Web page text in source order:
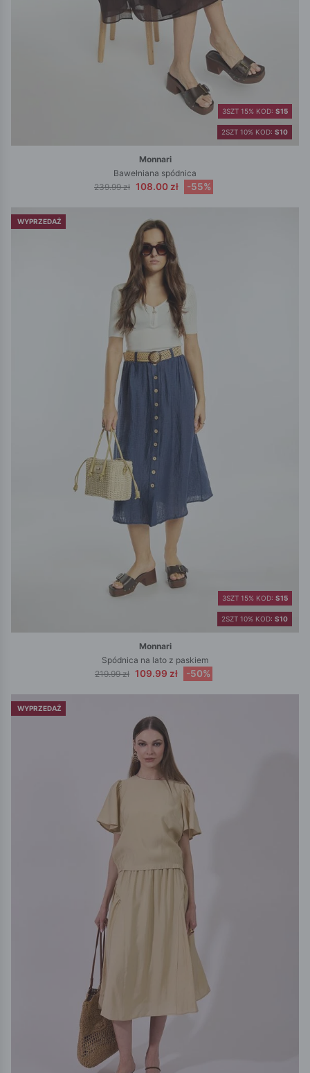
2SZT 10% KOD: S10
3SZT 15% KOD: S15
Monnari
Bawełniana spódnica
239.99 zł 108.00 zł -55%
WYPRZEDAŻ
2SZT 10% KOD: S10
3SZT 15% KOD: S15
Monnari
Spódnica na lato z paskiem
219.99 zł 109.99 zł -50%
WYPRZEDAŻ